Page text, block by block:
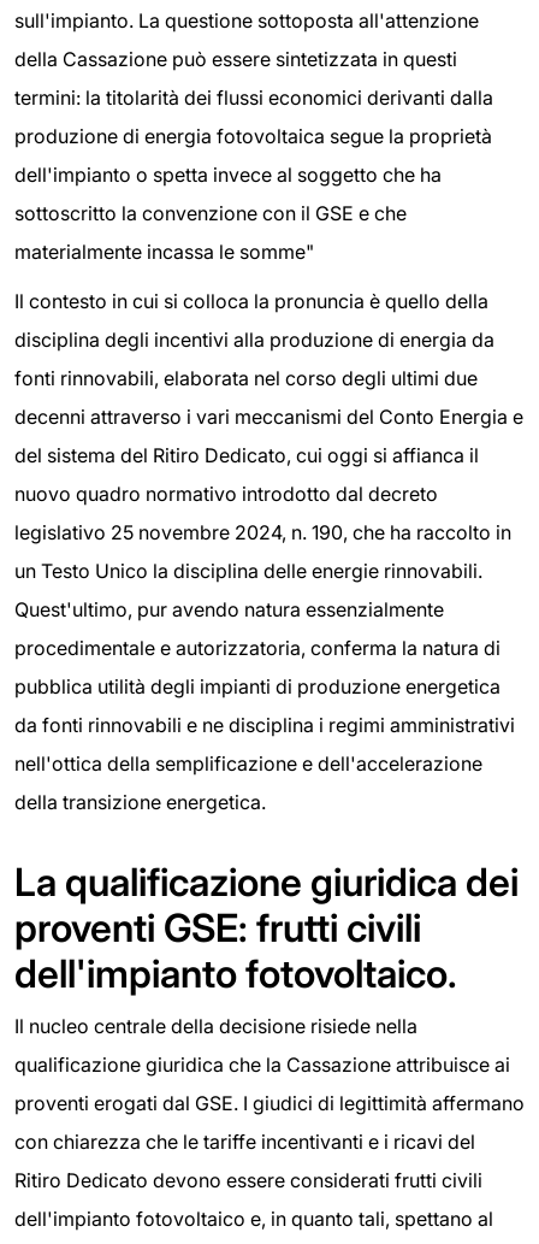
sull'impianto. La questione sottoposta all'attenzione
della Cassazione può essere sintetizzata in questi
termini: la titolarità dei flussi economici derivanti dalla
produzione di energia fotovoltaica segue la proprietà
dell'impianto o spetta invece al soggetto che ha
sottoscritto la convenzione con il GSE e che
materialmente incassa le somme"
Il contesto in cui si colloca la pronuncia è quello della
disciplina degli incentivi alla produzione di energia da
fonti rinnovabili, elaborata nel corso degli ultimi due
decenni attraverso i vari meccanismi del Conto Energia e
del sistema del Ritiro Dedicato, cui oggi si affianca il
nuovo quadro normativo introdotto dal decreto
legislativo 25 novembre 2024, n. 190, che ha raccolto in
un Testo Unico la disciplina delle energie rinnovabili.
Quest'ultimo, pur avendo natura essenzialmente
procedimentale e autorizzatoria, conferma la natura di
pubblica utilità degli impianti di produzione energetica
da fonti rinnovabili e ne disciplina i regimi amministrativi
nell'ottica della semplificazione e dell'accelerazione
della transizione energetica.
La qualificazione giuridica dei
proventi GSE: frutti civili
dell'impianto fotovoltaico.
Il nucleo centrale della decisione risiede nella
qualificazione giuridica che la Cassazione attribuisce ai
proventi erogati dal GSE. I giudici di legittimità affermano
con chiarezza che le tariffe incentivanti e i ricavi del
Ritiro Dedicato devono essere considerati frutti civili
dell'impianto fotovoltaico e, in quanto tali, spettano al